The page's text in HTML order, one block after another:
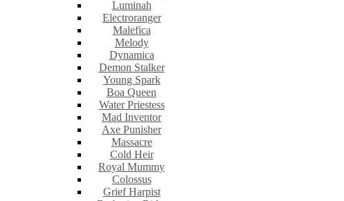
Luminah
Electroranger
Malefica
Melody
Dynamica
Demon Stalker
Young Spark
Boa Queen
Water Priestess
Mad Inventor
Axe Punisher
Massacre
Cold Heir
Royal Mummy
Colossus
Grief Harpist